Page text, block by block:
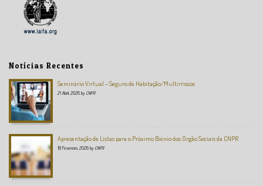
Notícias Recentes
Seminário Virtual – Seguro de Habitação/Multirriscos
21 Abril, 2026 by CNPR
Apresentação de Listas para o Próximo Biénio dos Orgão Sociais da CNPR
18 Fevereiro, 2026 by CNPR